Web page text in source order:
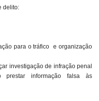
delito:
para o tráfico e organização
investigação de infração penal
prestar informação falsa às